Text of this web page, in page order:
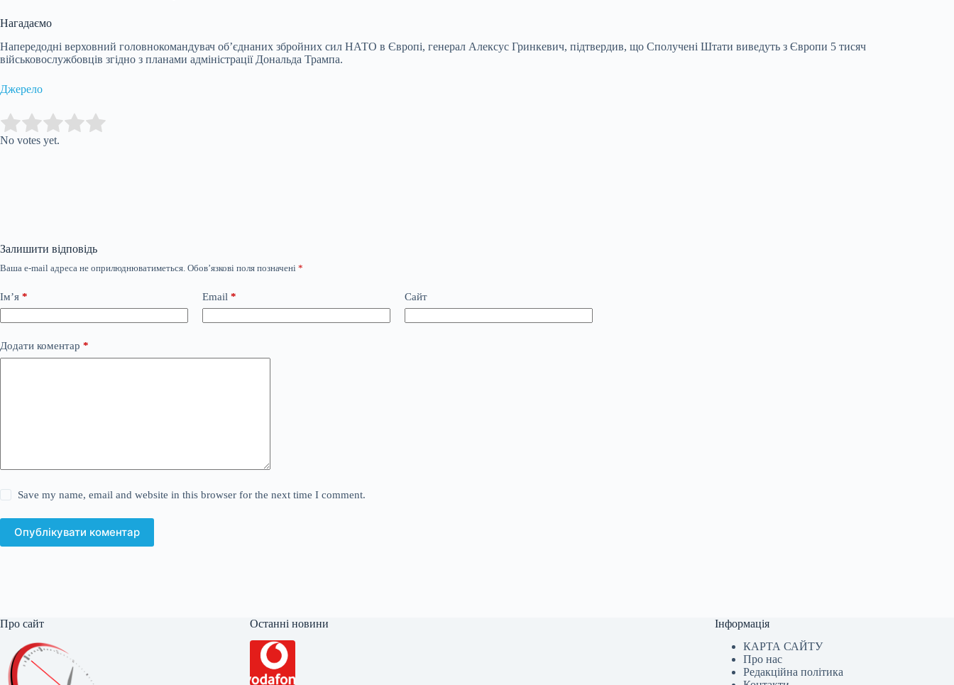
Нагадаємо
Напередодні верховний головнокомандувач об’єднаних збройних сил НАТО в Європі, генерал Алексус Гринкевич, підтвердив, що Сполучені Штати виведуть з Європи 5 тисяч
військовослужбовців згідно з планами адміністрації Дональда Трампа.
Джерело
Rate this item:
No votes yet.
Залишити відповідь
Ваша e-mail адреса не оприлюднюватиметься. Обов’язкові поля позначені *
Ім’я * Email * Сайт
Додати коментар *
Save my name, email and website in this browser for the next time I comment.
Опублікувати коментар
Про сайт Останні новини
Інформація
КАРТА САЙТУ
Про нас
Редакційна політика